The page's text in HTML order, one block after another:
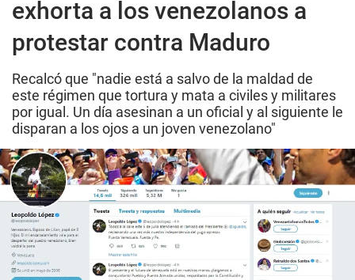
exhorta a los venezolanos a
protestar contra Maduro
Recalcó que "nadie está a salvo de la maldad de
este régimen que tortura y mata a civiles y militares
por igual. Un día asesinan a un oficial y al siguiente le
disparan a los ojos a un joven venezolano"